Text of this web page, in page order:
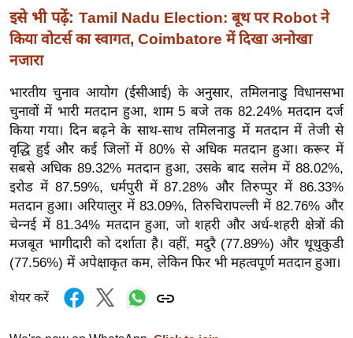
इं
डि
या
हि
त्य
ज
ग
त
ऑ
टो
व
र्ल्ड
न्यू
इसे भी पढ़ें: Tamil Nadu Election: बूथ पर Robot ने
किया वोटर्स का स्वागत, Coimbatore में दिखा अनोखा
नजारा
भारतीय चुनाव आयोग (ईसीआई) के अनुसार, तमिलनाडु विधानसभा
चुनावों में भारी मतदान हुआ, शाम 5 बजे तक 82.24% मतदान दर्ज
किया गया। दिन बढ़ने के साथ-साथ तमिलनाडु में मतदान में तेजी से
वृद्धि हुई और कई जिलों में 80% से अधिक मतदान हुआ। करूर में
सबसे अधिक 89.32% मतदान हुआ, उसके बाद सलेम में 88.02%,
इरोड में 87.59%, धर्मपुरी में 87.28% और तिरुप्पुर में 86.33%
मतदान हुआ। अरियालुर में 83.09%, तिरुचिरापल्ली में 82.76% और
चेन्नई में 81.34% मतदान हुआ, जो शहरी और अर्ध-शहरी क्षेत्रों की
मजबूत भागीदारी को दर्शाता है। वहीं, मदुरै (77.89%) और थूथुकुडी
(77.56%) में अपेक्षाकृत कम, लेकिन फिर भी महत्वपूर्ण मतदान हुआ।
शेयर करें